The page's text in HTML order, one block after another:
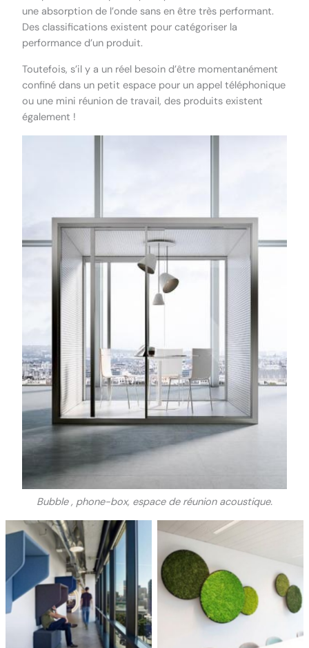
une absorption de l’onde sans en être très performant.
Des classifications existent pour catégoriser la
performance d’un produit.
Toutefois, s’il y a un réel besoin d’être momentanément
confiné dans un petit espace pour un appel téléphonique
ou une mini réunion de travail, des produits existent
également !
Bubble , phone-box, espace de réunion acoustique.